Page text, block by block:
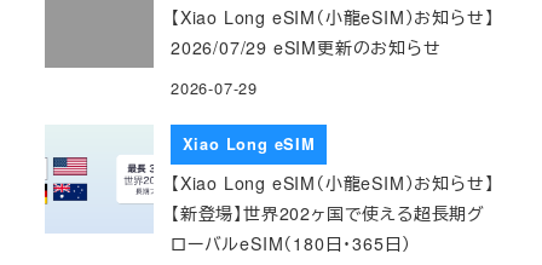
【Xiao Long eSIM（小龍eSIM）お知らせ】
2026/07/29 eSIM更新のお知らせ
2026-07-29
Xiao Long eSIM
【Xiao Long eSIM（小龍eSIM）お知らせ】
【新登場】世界202ヶ国で使える超長期グ
ローバルeSIM（180日・365日）